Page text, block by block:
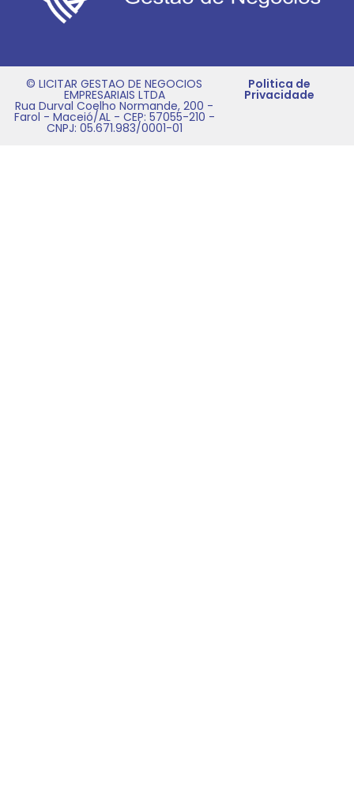
© LICITAR GESTAO DE NEGOCIOS
EMPRESARIAIS LTDA
Rua Durval Coelho Normande, 200 -
Farol - Maceió/AL - CEP: 57055-210 -
CNPJ: 05.671.983/0001-01
Politica de
Privacidade